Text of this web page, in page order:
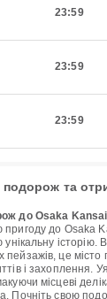
23:59
23:59
23:59
та
до Osaka Kansai
до Osaka
історію.
це місто
і захоплення.
місцеві
Почніть свою